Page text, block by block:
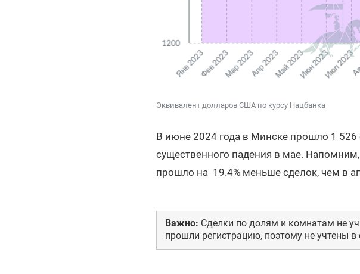
Эквивалент долларов США по курсу Нацбанка
В июне 2024 года в Минске прошло 1 526
существенного падения в мае.
прошло на 19.4% меньше сделок, чем в
Важно: Сделки по долям и комнатам не
прошли регистрацию, поэтому не учтены в